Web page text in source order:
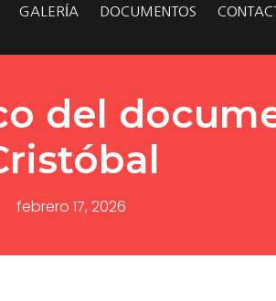
GALERÍA DOCUMENTOS
del
febrero 17, 2026